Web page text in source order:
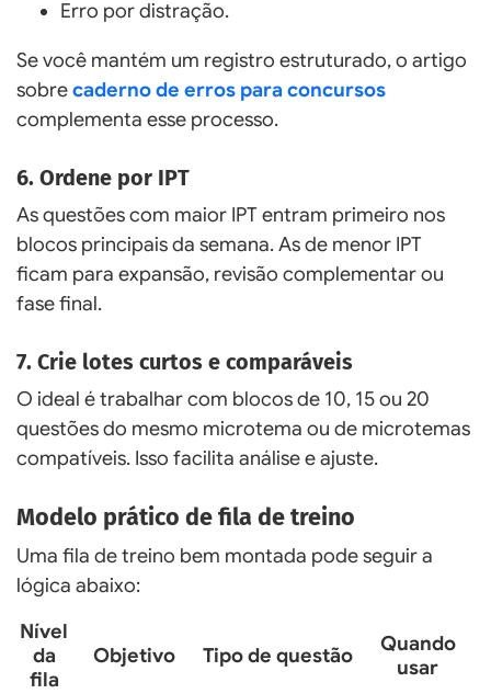
Erro por distração.
Se você mantém um registro estruturado, o artigo
sobrecaderno de erros para concursos
complementa esse processo.
6. Ordene por IPT
As questões com maior IPT entram primeiro nos
blocos principais da semana. As de menor IPT
ficam para expansão, revisão complementar ou
fase final.
7. Crie lotes curtos e comparáveis
O ideal é trabalhar com blocos de 10, 15 ou 20
questões do mesmo microtema ou de microtemas
compatíveis. Isso facilita análise e ajuste.
Modelo prático de fila de treino
Uma fila de treino bem montada pode seguir a
lógica abaixo:
Nível
da
fila
Objetivo Tipo de questão
Quando
usar